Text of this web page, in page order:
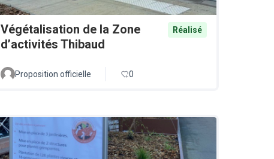
Végétalisation de la Zone
d’activités Thibaud
Réalisé
Proposition officielle 0